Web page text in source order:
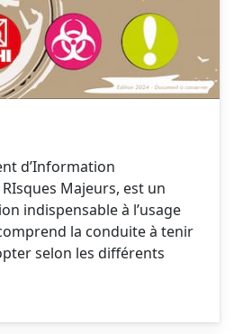
d’Information
Majeurs, est un
indispensable à l’usage
la conduite à tenir
selon les différents